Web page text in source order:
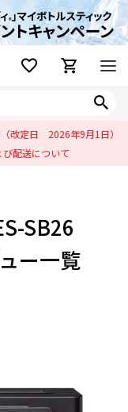
改定日 2026年9月1日）
び配送について
SB26
ー一覧